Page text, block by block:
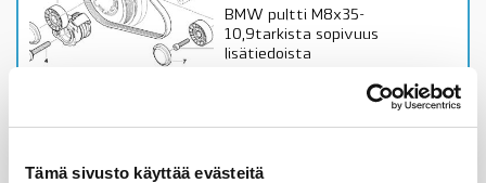
Tämä sivusto käyttää evästeitä
BMW pultti M8x35-
10,9tarkista sopivuus
lisätiedoista
Alkuperäinen BMW osa
Varastossa,